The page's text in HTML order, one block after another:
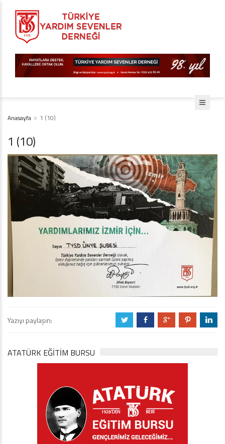
Anasayfa 1 (10)
1 (10)
Yazıyı paylaşın: a b c d j
ATATÜRK EĞITIM BURSU